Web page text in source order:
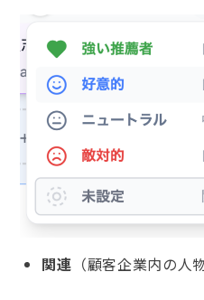
関連 （顧客企業内の人